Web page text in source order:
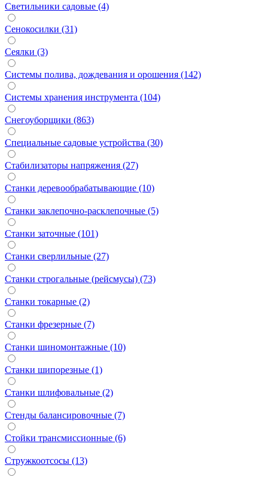
Светильники садовые (4)
Сенокосилки (31)
Сеялки (3)
Системы полива, дождевания и орошения (142)
Системы хранения инструмента (104)
Снегоуборщики (863)
Специальные садовые устройства (30)
Стабилизаторы напряжения (27)
Станки деревообрабатывающие (10)
Станки заклепочно-расклепочные (5)
Станки заточные (101)
Станки сверлильные (27)
Станки строгальные (рейсмусы) (73)
Станки токарные (2)
Станки фрезерные (7)
Станки шиномонтажные (10)
Станки шипорезные (1)
Станки шлифовальные (2)
Стенды балансировочные (7)
Стойки трансмиссионные (6)
Стружкоотсосы (13)